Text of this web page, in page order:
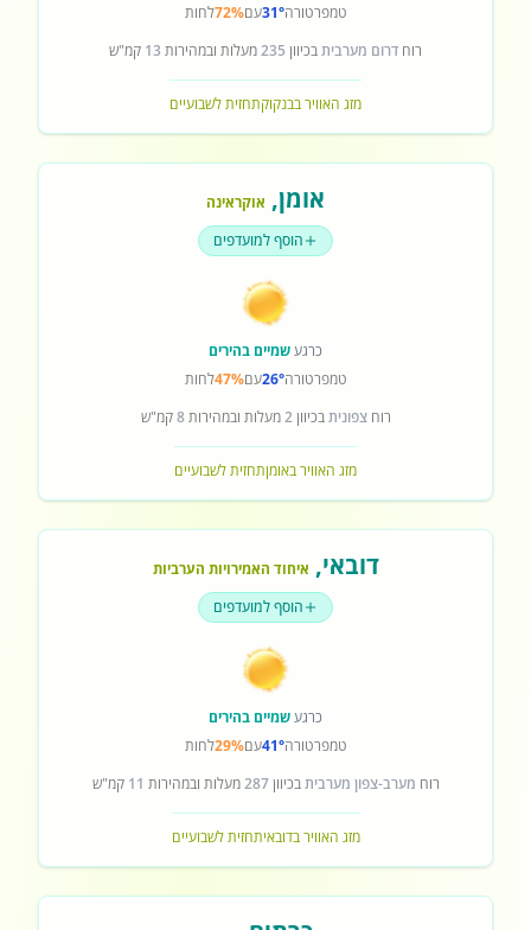
טמפרטורה31°עם72%לחות
רוח דרום מערביתבכיוון 235מעלות ובמהירות 13 קמ"ש
מזג האוויר בבנקוקתחזית לשבועיים
אומן, אוקראינה
הוסף למועדפים
כרגעשמיים בהירים
טמפרטורה26°עם47%לחות
רוחצפוניתבכיוון2מעלות ובמהירות8קמ"ש
מזג האוויר באומןתחזית לשבועיים
דובאי, איחוד האמירויות הערביות
הוסף למועדפים
כרגעשמיים בהירים
טמפרטורה41°עם29%לחות
רוח מערב-צפון מערביתבכיוון287מעלות ובמהירות 11 קמ"ש
מזג האוויר בדובאיתחזית לשבועיים